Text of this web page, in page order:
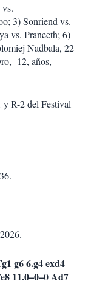
3) Sonriend vs.
vs. Praneeth; 6)
Nadbala, 22
12, años,
y R-2 del Festival
g6 6.g4 exd4
11.0–0–0 Ad7